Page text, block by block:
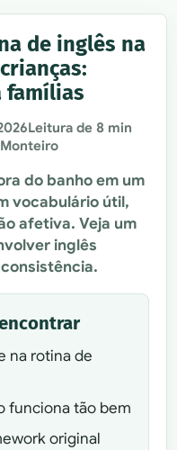
de inglês na
famílias
Leitura de 8 min
do banho em um
vocabulário útil,
afetiva. Veja um
inglês
na rotina de
funciona tão bem
original